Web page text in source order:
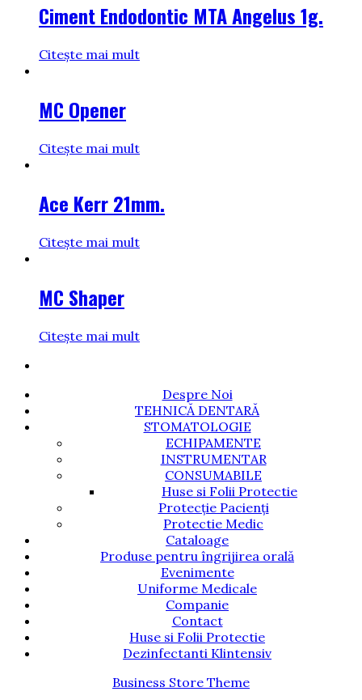
Ciment Endodontic MTA Angelus 1g.
Citește mai mult
MC Opener
Citește mai mult
Ace Kerr 21mm.
Citește mai mult
MC Shaper
Citește mai mult
Despre Noi
TEHNICĂ DENTARĂ
STOMATOLOGIE
ECHIPAMENTE
INSTRUMENTAR
CONSUMABILE
Huse si Folii Protectie
Protecție Pacienți
Protectie Medic
Cataloage
Produse pentru îngrijirea orală
Evenimente
Uniforme Medicale
Companie
Contact
Huse si Folii Protectie
Dezinfectanti Klintensiv
Business Store Theme